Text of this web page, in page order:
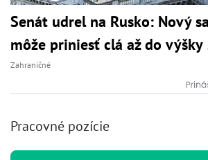
Senát udrel na Rusko: Nový
môže priniesť clá až do
Zahraničné
Pracovné pozície